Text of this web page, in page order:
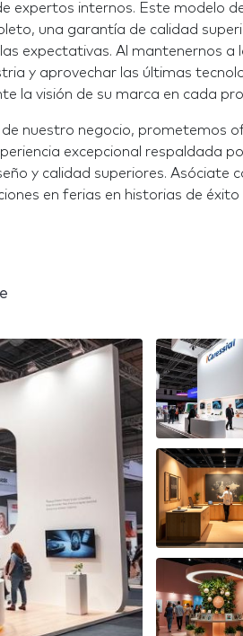
expertos internos. Este modelo
una garantía de calidad
expectativas. Al mantenernos a
y aprovechar las últimas
la visión de su marca en cada
nuestro negocio, prometemos
excepcional respaldada
y calidad superiores. Asóciate
en ferias en historias de éxito